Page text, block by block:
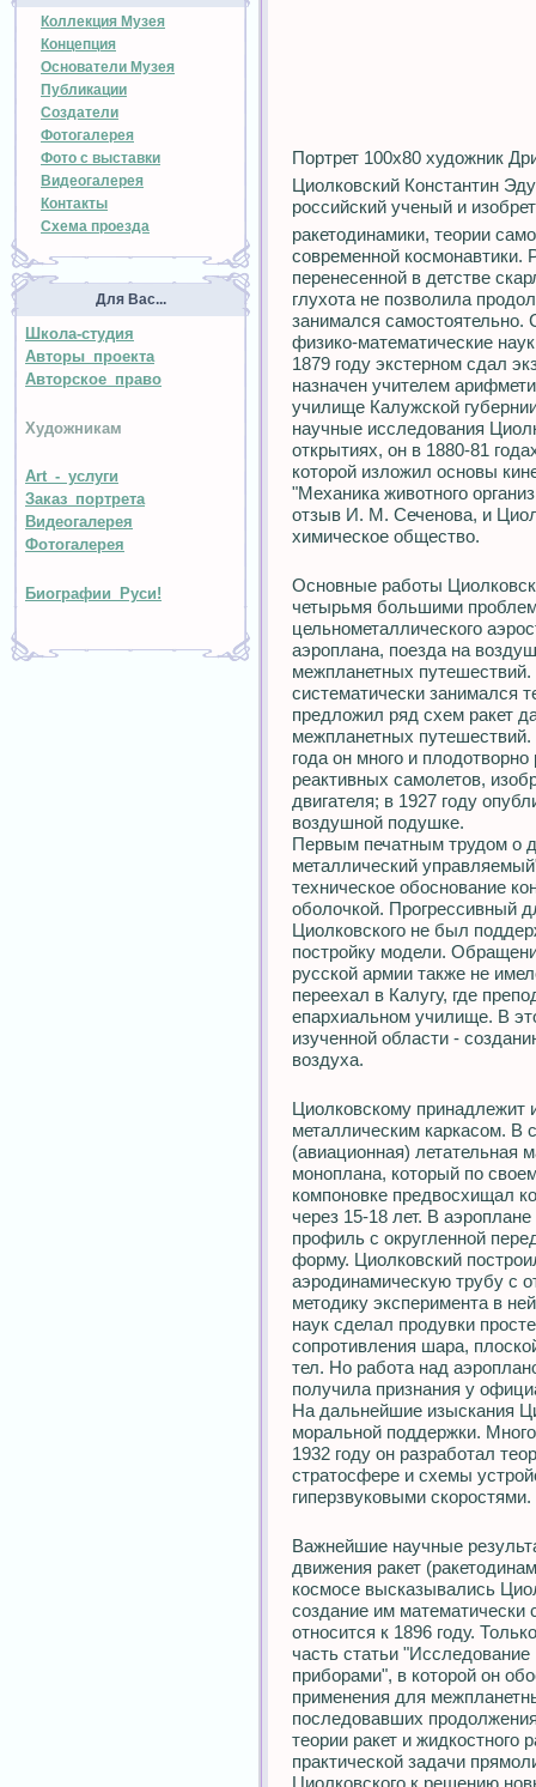
Коллекция Музея
Концепция
Основатели Музея
Публикации
Создатели
Фотогалерея
Фото с выставки
Видеогалерея
Контакты
Схема проезда
Для Вас...
Школа-студия
Авторы проекта
Авторское право
Художникам
Art - услуги
Заказ портрета
Видеогалерея
Фотогалерея
Биографии Руси!
Портрет 100х80 художник
Циолковский Константин
российский ученый и
ракетодинамики, теории
современной космонавтики.
перенесенной в детстве
глухота не позволила
занимался
физико-математические
1879 году экстерном сдал
назначен учителем
училище Калужской
научные исследования
открытиях, он в 1880-81
которой изложил основы
"Механика животного
отзыв И. М. Сеченова, и
химическое общество.
Основные работы
четырьмя большими
цельнометаллического
аэроплана, поезда на
межпланетных
систематически занимался
предложил ряд схем ракет
межпланетных
года он много и
реактивных самолетов,
двигателя; в 1927 году
воздушной подушке.
Первым печатным трудом о
металлический
техническое обоснование
оболочкой. Прогрессивный
Циолковского не был
постройку модели.
русской армии также не
переехал в Калугу, где
епархиальном училище. В
изученной области -
воздуха.
Циолковскому принадлежит
металлическим каркасом. В
(авиационная) летательная
моноплана, который по
компоновке предвосхищал
через 15-18 лет. В
профиль с округленной
форму. Циолковский
аэродинамическую трубу с
методику эксперимента в
наук сделал продувки
сопротивления шара,
тел. Но работа над
получила признания у
На дальнейшие изыскания
моральной поддержки.
1932 году он разработал
стратосфере и схемы
гиперзвуковыми скоростями.
Важнейшие научные
движения ракет
космосе высказывались
создание им математически
относится к 1896 году.
часть статьи
приборами", в которой он
применения для
последовавших
теории ракет и жидкостного
практической задачи
Циолковского к решению